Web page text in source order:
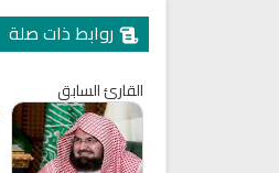
روابط ذات صلة
القارئ السابق